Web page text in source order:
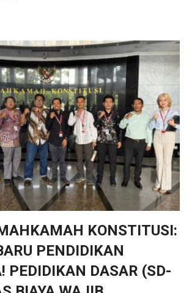
KONSTITUSI:
PENDIDIKAN
PEDIDIKAN DASAR (SD-